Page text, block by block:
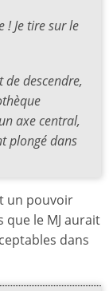
! Je tire sur le
de descendre,
axe central,
plongé dans
un pouvoir
le MJ aurait
dans